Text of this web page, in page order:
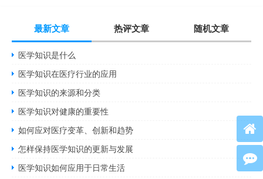
最新文章 热评文章 随机文章
医学知识是什么
医学知识在医疗行业的应用
医学知识的来源和分类
医学知识对健康的重要性
如何应对医疗变革、创新和趋势
怎样保持医学知识的更新与发展
医学知识如何应用于日常生活